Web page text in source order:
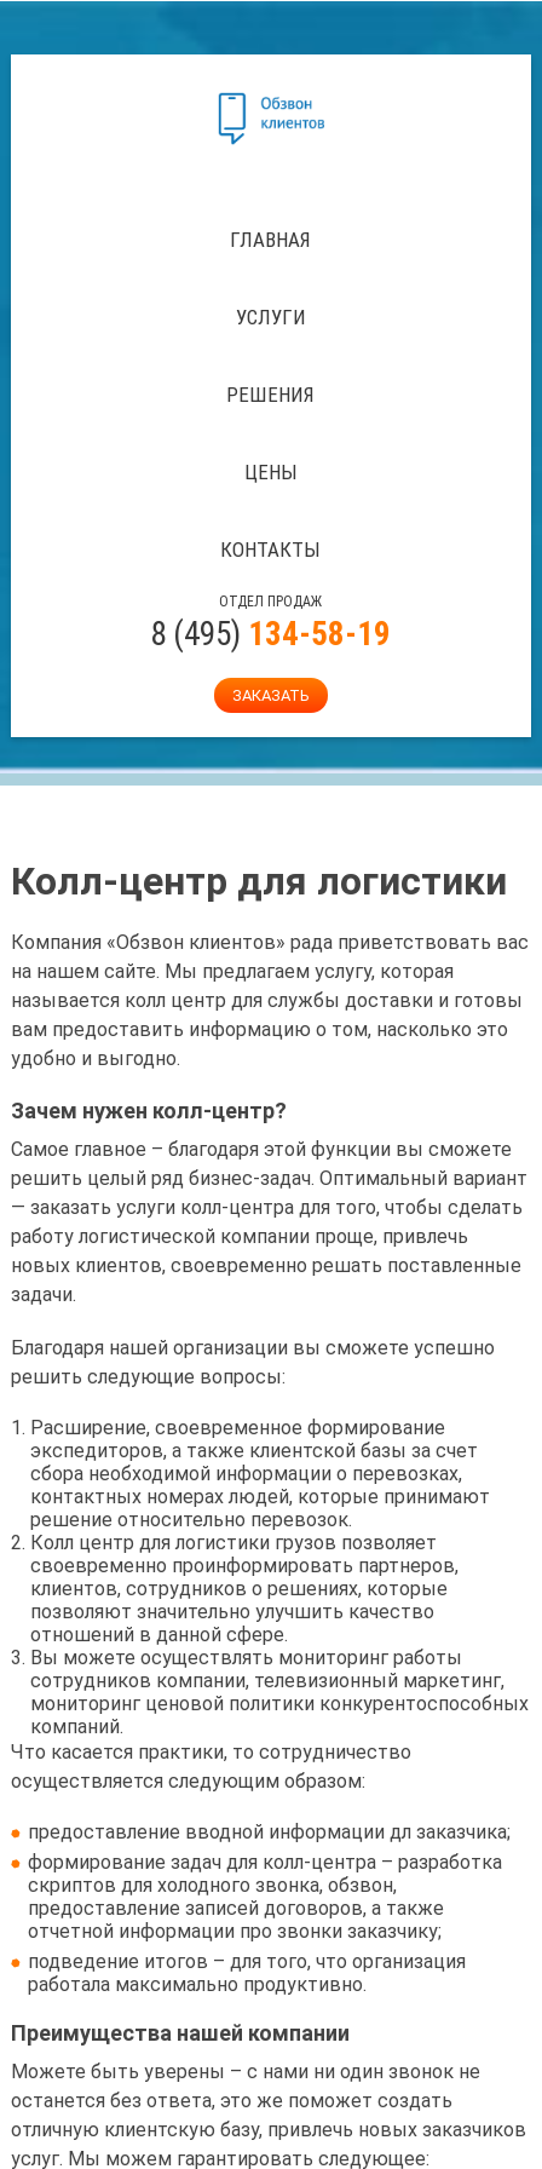
ГЛАВНАЯ
УСЛУГИ
РЕШЕНИЯ
ЦЕНЫ
КОНТАКТЫ
ОТДЕЛ ПРОДАЖ
8 (495) 134-58-19
ЗАКАЗАТЬ
Колл-центр для логистики
Компания «Обзвон клиентов» рада приветствовать вас
на нашем сайте. Мы предлагаем услугу, которая
называется колл центр для службы доставки и готовы
вам предоставить информацию о том, насколько это
удобно и выгодно.
Зачем нужен колл-центр?
Самое главное – благодаря этой функции вы сможете
решить целый ряд бизнес-задач. Оптимальный вариант
— заказать услуги колл-центра для того, чтобы сделать
работу логистической компании проще, привлечь
новых клиентов, своевременно решать поставленные
задачи.
Благодаря нашей организации вы сможете успешно
решить следующие вопросы:
Расширение, своевременное формирование
экспедиторов, а также клиентской базы за счет
сбора необходимой информации о перевозках,
контактных номерах людей, которые принимают
решение относительно перевозок.
Колл центр для логистики грузов позволяет
своевременно проинформировать партнеров,
клиентов, сотрудников о решениях, которые
позволяют значительно улучшить качество
отношений в данной сфере.
Вы можете осуществлять мониторинг работы
сотрудников компании, телевизионный маркетинг,
мониторинг ценовой политики конкурентоспособных
компаний.
Что касается практики, то сотрудничество
осуществляется следующим образом:
предоставление вводной информации дл заказчика;
формирование задач для колл-центра – разработка
скриптов для холодного звонка, обзвон,
предоставление записей договоров, а также
отчетной информации про звонки заказчику;
подведение итогов – для того, что организация
работала максимально продуктивно.
Преимущества нашей компании
Можете быть уверены – с нами ни один звонок не
останется без ответа, это же поможет создать
отличную клиентскую базу, привлечь новых заказчиков
услуг. Мы можем гарантировать следующее: